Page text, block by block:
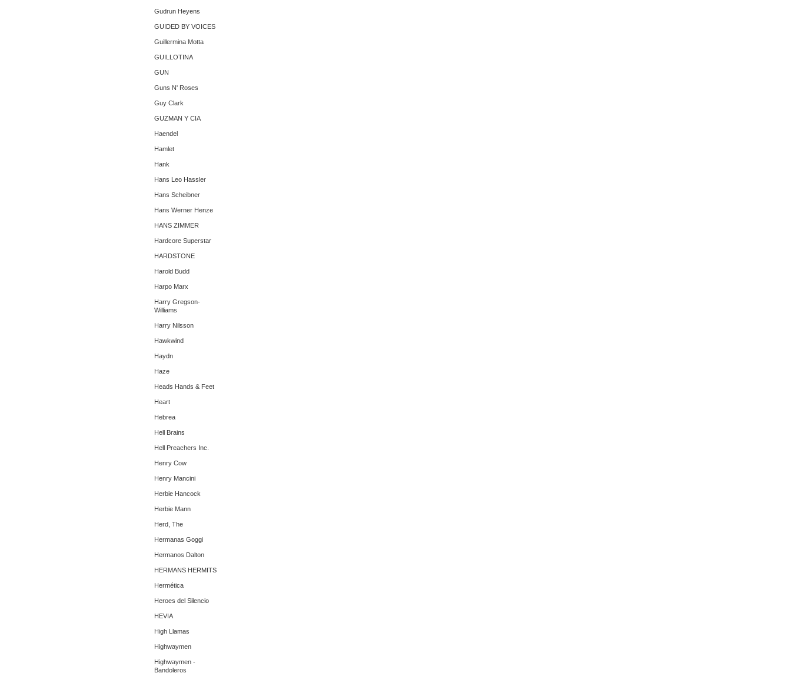
Gudrun Heyens
GUIDED BY VOICES
Guillermina Motta
GUILLOTINA
GUN
Guns N' Roses
Guy Clark
GUZMAN Y CIA
Haendel
Hamlet
Hank
Hans Leo Hassler
Hans Scheibner
Hans Werner Henze
HANS ZIMMER
Hardcore Superstar
HARDSTONE
Harold Budd
Harpo Marx
Harry Gregson-
Williams
Harry Nilsson
Hawkwind
Haydn
Haze
Heads Hands & Feet
Heart
Hebrea
Hell Brains
Hell Preachers Inc.
Henry Cow
Henry Mancini
Herbie Hancock
Herbie Mann
Herd, The
Hermanas Goggi
Hermanos Dalton
HERMANS HERMITS
Hermética
Heroes del Silencio
HEVIA
High Llamas
Highwaymen
Highwaymen -
Bandoleros